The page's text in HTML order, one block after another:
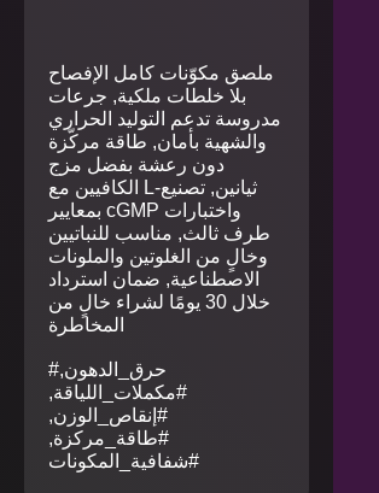
ملصق مكوّنات كامل الإفصاح
بلا خلطات ملكية, جرعات
مدروسة تدعم التوليد الحراري
والشهية بأمان, طاقة مركّزة
دون رعشة بفضل مزج
الكافيين مع L-ثيانين, تصنيع
بمعايير cGMP واختبارات
طرف ثالث, مناسب للنباتيين
وخالٍ من الغلوتين والملونات
الاصطناعية, ضمان استرداد
خلال 30 يومًا لشراء خالٍ من
المخاطرة
#حرق_الدهون,
#مكملات_اللياقة,
#إنقاص_الوزن,
#طاقة_مركزة,
#شفافية_المكونات